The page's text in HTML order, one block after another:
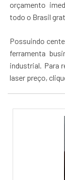
orçamento
todo o Brasil
Possuindo
ferramenta
industrial. Para
laser preço,